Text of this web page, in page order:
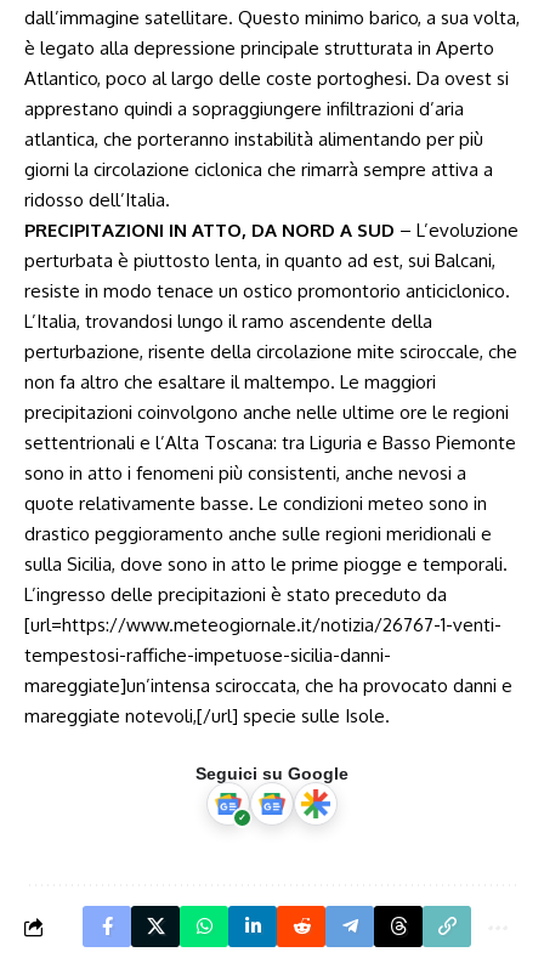
dall’immagine satellitare. Questo minimo barico, a sua volta,
è legato alla depressione principale strutturata in Aperto
Atlantico, poco al largo delle coste portoghesi. Da ovest si
apprestano quindi a sopraggiungere infiltrazioni d’aria
atlantica, che porteranno instabilità alimentando per più
giorni la circolazione ciclonica che rimarrà sempre attiva a
ridosso dell’Italia.
PRECIPITAZIONI IN ATTO, DA NORD A SUD – L’evoluzione
perturbata è piuttosto lenta, in quanto ad est, sui Balcani,
resiste in modo tenace un ostico promontorio anticiclonico.
L’Italia, trovandosi lungo il ramo ascendente della
perturbazione, risente della circolazione mite sciroccale, che
non fa altro che esaltare il maltempo. Le maggiori
precipitazioni coinvolgono anche nelle ultime ore le regioni
settentrionali e l’Alta Toscana: tra Liguria e Basso Piemonte
sono in atto i fenomeni più consistenti, anche nevosi a
quote relativamente basse. Le condizioni meteo sono in
drastico peggioramento anche sulle regioni meridionali e
sulla Sicilia, dove sono in atto le prime piogge e temporali.
L’ingresso delle precipitazioni è stato preceduto da
[url=https://www.meteogiornale.it/notizia/26767-1-venti-
tempestosi-raffiche-impetuose-sicilia-danni-
mareggiate]un’intensa sciroccata, che ha provocato danni e
mareggiate notevoli,[/url] specie sulle Isole.
Seguici su Google